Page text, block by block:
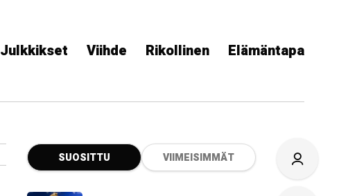
Julkkikset Viihde Rikollinen Elämäntapa
SUOSITTU VIIMEISIMMÄT